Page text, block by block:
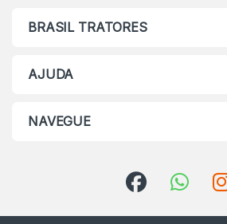
BRASIL TRATORES
AJUDA
NAVEGUE